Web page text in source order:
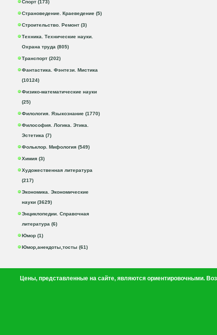
Спорт (173)
Страноведение. Краеведение (5)
Строительство. Ремонт (3)
Техника. Технические науки.
Охрана труда (805)
Транспорт (202)
Фантастика. Фэнтези. Мистика
(10124)
Физико-математические науки
(25)
Филология. Языкознание (1770)
Философия. Логика. Этика.
Эстетика (7)
Фольклор. Мифология (549)
Химия (3)
Художественная литература
(217)
Экономика. Экономические
науки (3629)
Энциклопедии. Справочная
литература (6)
Юмор (1)
Юмор,анекдоты,тосты (61)
Цены, представленные на сайте, являются ориентировочными.